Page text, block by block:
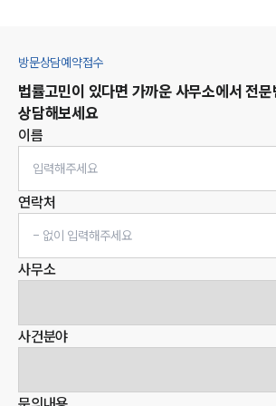
방문상담예약접수
법률고민이 있다면 가까운 사무소에서 전
상담해보세요
이름
연락처
사무소
사건분야